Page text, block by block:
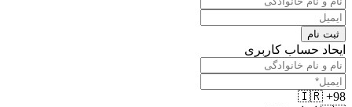
ثبت نام
ایحاد حساب کاربری
🇮🇷 +98